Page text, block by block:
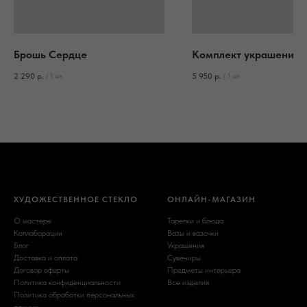
Брошь Сердце
2 290 р. / 1 шт
Комплект украшений
5 950 р. / 1 шт
ХУДОЖЕСТВЕННОЕ СТЕКЛО
О мастере
Коллаборации
Блог
Доставка и оплата
Договор оферты
Политика конфиденциальности
Политика обработки персональных
ОНЛАЙН-МАГАЗИН
Тарелки и блюда
Вазы и вазочки
Украшения
Сувениры
Предметы интерьера
Все изделия